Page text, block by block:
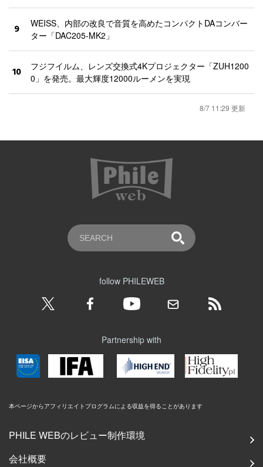
9
WEISS、内部の改良で音質を高めたコンパクトDAコンバー
ター「DAC205-MK2」
10
フジフイルム、レンズ交換式4Kプロジェクター「ZUH1200
0」を発売。最大輝度12000ルーメンを実現
8/7 11:29 更新
follow PHILEWEB
Partnership with
本ページからアフィリエイトプログラムによる収益を得ることがあります
PHILE WEBのレビュー制作環境
会社概要